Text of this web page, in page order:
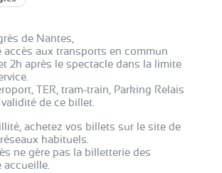
de Nantes,
aux transports en commun
2h après le spectacle dans la limite
TER, tram-train, Parking Relais
de ce billet.
achetez vos billets sur le site de
habituels.
ne gère pas la billetterie des